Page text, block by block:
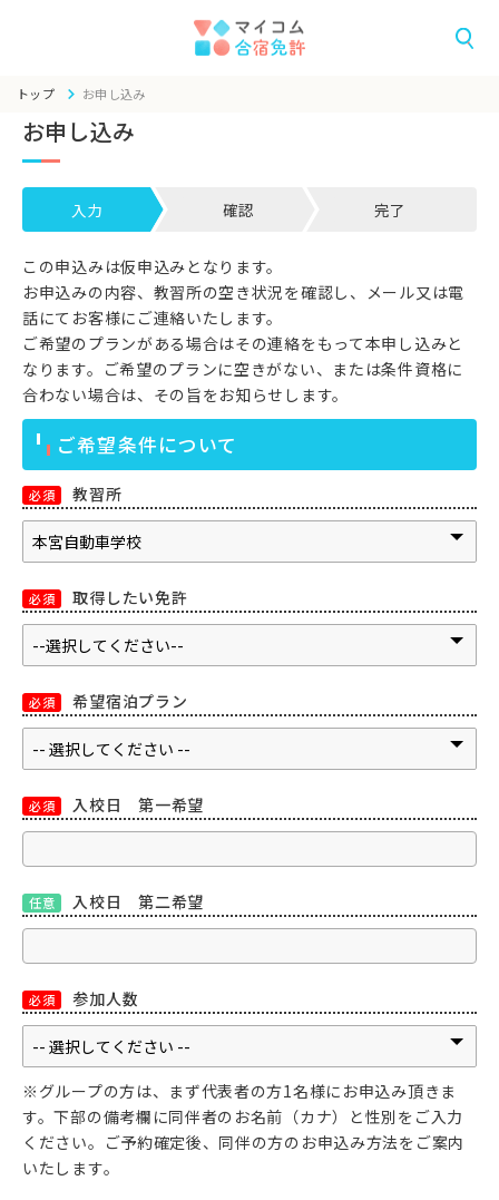
トップ お申し込み
お申し込み
入力 確認 完了
この申込みは仮申込みとなります。
お申込みの内容、教習所の空き状況を確認し、メール又は電
話にてお客様にご連絡いたします。
ご希望のプランがある場合はその連絡をもって本申し込みと
なります。ご希望のプランに空きがない、または条件資格に
合わない場合は、その旨をお知らせします。
ご希望条件について
必須 教習所
必須 取得したい免許
必須 希望宿泊プラン
必須 入校日 第一希望
任意 入校日 第二希望
必須 参加人数
※グループの方は、まず代表者の方1名様にお申込み頂きま
す。下部の備考欄に同伴者のお名前（カナ）と性別をご入力
ください。ご予約確定後、同伴の方のお申込み方法をご案内
いたします。